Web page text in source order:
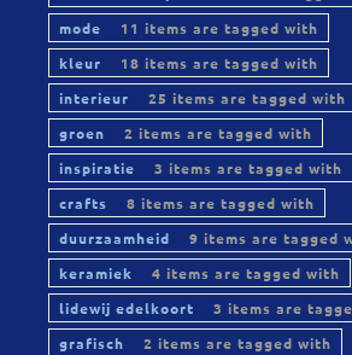
mode
11 items are tagged with
kleur
18 items are tagged with
interieur
25 items are tagged with
groen
2 items are tagged with
inspiratie
3 items are tagged with
crafts
8 items are tagged with
duurzaamheid
9 items are tagged
keramiek
4 items are tagged with
lidewij edelkoort
3 items are
grafisch
2 items are tagged with